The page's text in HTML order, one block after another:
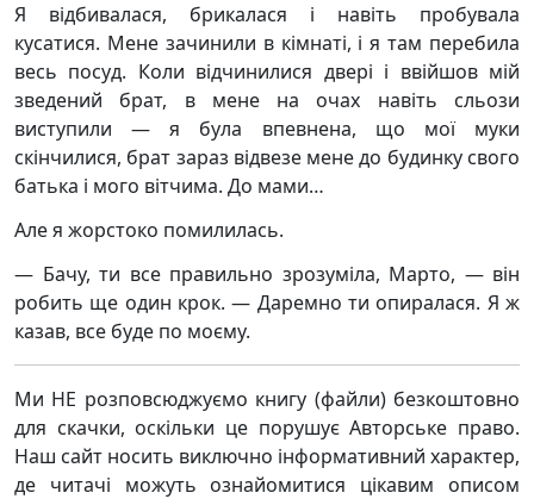
Я відбивалася, брикалася і навіть пробувала
кусатися. Мене зачинили в кімнаті, і я там перебила
весь посуд. Коли відчинилися двері і ввійшов мій
зведений брат, в мене на очах навіть сльози
виступили — я була впевнена, що мої муки
скінчилися, брат зараз відвезе мене до будинку свого
батька і мого вітчима. До мами…
Але я жорстоко помилилась.
— Бачу, ти все правильно зрозуміла, Марто, — він
робить ще один крок. — Даремно ти опиралася. Я ж
казав, все буде по моєму.
Ми НЕ розповсюджуємо книгу (файли) безкоштовно
для скачки, оскільки це порушує Авторське право.
Наш сайт носить виключно інформативний характер,
де читачі можуть ознайомитися цікавим описом